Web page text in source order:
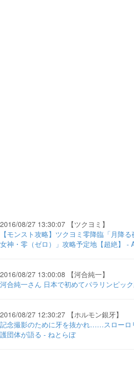
2016/08/27 13:30:07 【ツクヨミ】
【モンスト攻略】ツクヨミ零降臨「月降
女神・零（ゼロ）」攻略予定地【超絶】 -
2016/08/27 13:00:08 【河合純一】
河合純一さん 日本で初めてパラリンピッ
2016/08/27 12:30:27 【ホルモン銀牙】
記念撮影のために牙を抜かれ……スローロ
護団体が語る - ねとらぼ